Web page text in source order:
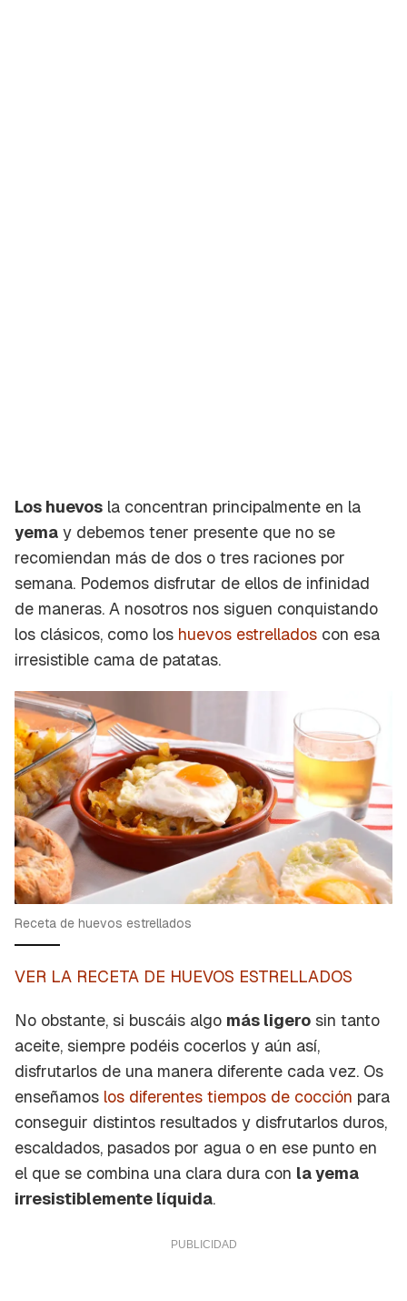
Los huevos la concentran principalmente en la
yema y debemos tener presente que no se
recomiendan más de dos o tres raciones por
semana. Podemos disfrutar de ellos de infinidad
de maneras. A nosotros nos siguen conquistando
los clásicos, como los huevos estrellados con esa
irresistible cama de patatas.
Receta de huevos estrellados
VER LA RECETA DE HUEVOS ESTRELLADOS
No obstante, si buscáis algo más ligero sin tanto
aceite, siempre podéis cocerlos y aún así,
disfrutarlos de una manera diferente cada vez. Os
enseñamos los diferentes tiempos de cocción para
conseguir distintos resultados y disfrutarlos duros,
escaldados, pasados por agua o en ese punto en
el que se combina una clara dura con la yema
irresistiblemente líquida.